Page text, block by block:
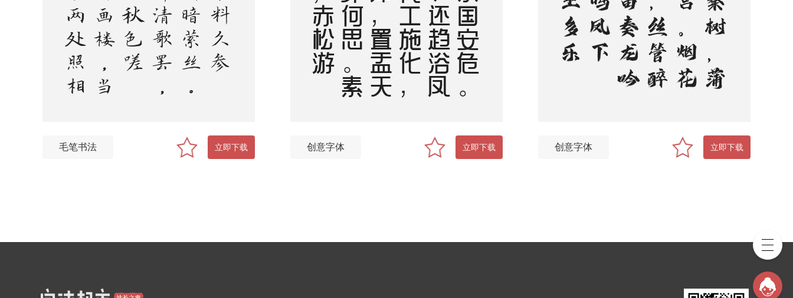
毛笔书法 立即下载 创意字体 立即下载 创意字体 立即下载